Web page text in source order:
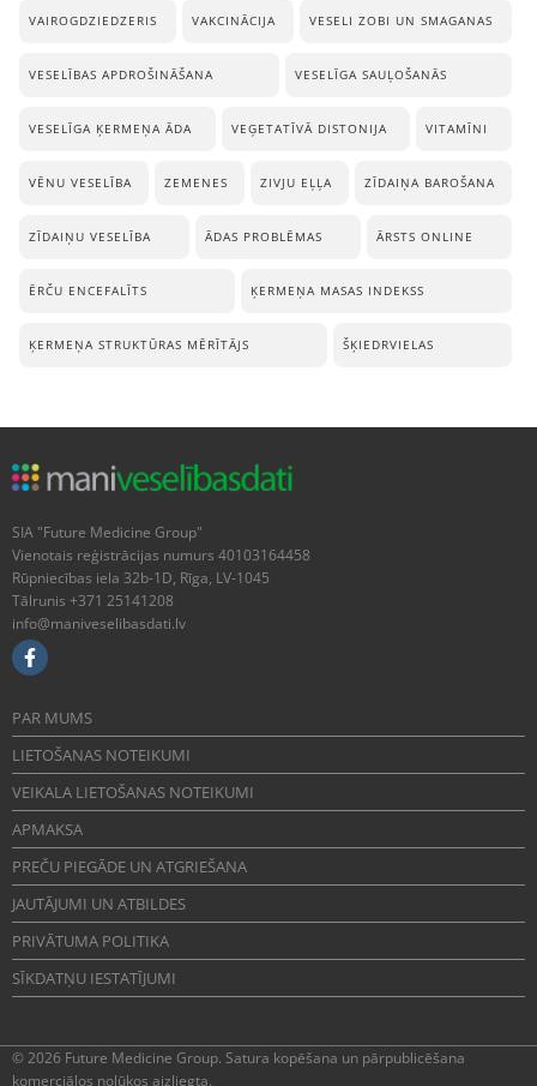
VAIROGDZIEDZERIS VAKCINĀCIJA VESELI ZOBI UN SMAGANAS
VESELĪBAS APDROŠINĀŠANA VESELĪGA SAUĻOŠANĀS
VESELĪGA ĶERMEŅA ĀDA VEĢETATĪVĀ DISTONIJA VITAMĪNI
VĒNU VESELĪBA ZEMENES ZIVJU EĻĻA ZĪDAIŅA BAROŠANA
ZĪDAIŅU VESELĪBA ĀDAS PROBLĒMAS ĀRSTS ONLINE
ĒRČU ENCEFALĪTS ĶERMEŅA MASAS INDEKSS
ĶERMEŅA STRUKTŪRAS MĒRĪTĀJS ŠĶIEDRVIELAS
SIA "Future Medicine Group"
Vienotais reģistrācijas numurs 40103164458
Rūpniecības iela 32b-1D, Rīga, LV-1045
Tālrunis +371 25141208
info@maniveselibasdati.lv
PAR MUMS
LIETOŠANAS NOTEIKUMI
VEIKALA LIETOŠANAS NOTEIKUMI
APMAKSA
PREČU PIEGĀDE UN ATGRIEŠANA
JAUTĀJUMI UN ATBILDES
PRIVĀTUMA POLITIKA
SĪKDATŅU IESTATĪJUMI
© 2026 Future Medicine Group. Satura kopēšana un pārpublicēšana
komerciālos nolūkos aizliegta.